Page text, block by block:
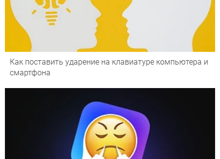
Как поставить ударение на клавиатуре компьютера и
смартфона